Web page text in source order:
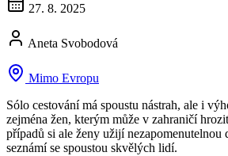
27. 8. 2025
Aneta Svobodová
Mimo Evropu
Sólo cestování má spoustu nástrah, ale i
zejména žen, kterým může v zahraničí
případů si ale ženy užijí nezapomenutelnou
seznámí se spoustou skvělých lidí.